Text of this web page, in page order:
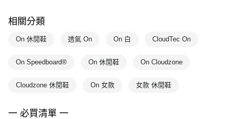
相關分類
On 休閒鞋 透氣 On On 白 CloudTec On
On Speedboard® On 休閒鞋 On Cloudzone
Cloudzone 休閒鞋 On 女款 女款 休閒鞋
一 必買清單 一